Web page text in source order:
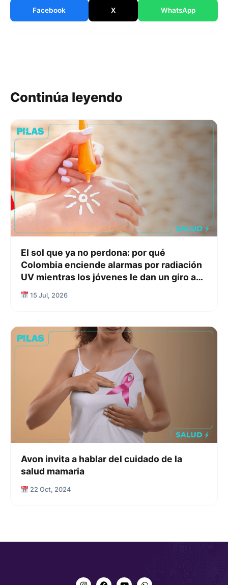
Facebook X WhatsApp
Continúa leyendo
El sol que ya no perdona: por qué
Colombia enciende alarmas por radiación
UV mientras los jóvenes le dan un giro a
su relación con el protector solar
15 Jul, 2026
Avon invita a hablar del cuidado de la
salud mamaria
22 Oct, 2024